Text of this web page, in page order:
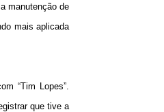
manutenção de
mais aplicada
“Tim Lopes”.
que tive a